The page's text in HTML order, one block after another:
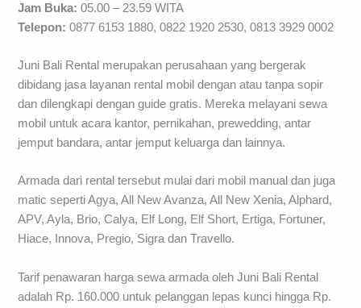
Jam Buka: 05.00 – 23.59 WITA
Telepon: 0877 6153 1880, 0822 1920 2530, 0813 3929 0002
Juni Bali Rental merupakan perusahaan yang bergerak
dibidang jasa layanan rental mobil dengan atau tanpa sopir
dan dilengkapi dengan guide gratis. Mereka melayani sewa
mobil untuk acara kantor, pernikahan, prewedding, antar
jemput bandara, antar jemput keluarga dan lainnya.
Armada dari rental tersebut mulai dari mobil manual dan juga
matic seperti Agya, All New Avanza, All New Xenia, Alphard,
APV, Ayla, Brio, Calya, Elf Long, Elf Short, Ertiga, Fortuner,
Hiace, Innova, Pregio, Sigra dan Travello.
Tarif penawaran harga sewa armada oleh Juni Bali Rental
adalah Rp. 160.000 untuk pelanggan lepas kunci hingga Rp.